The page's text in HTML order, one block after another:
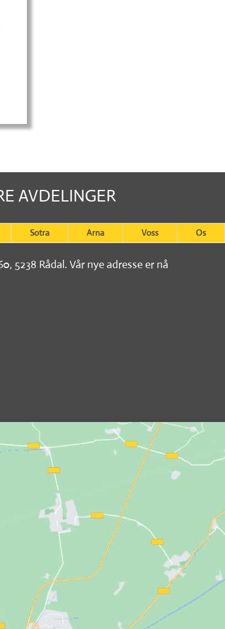
AVDELINGER
Sotra Arna Voss Os
5238 Rådal. Vår nye adresse er nå